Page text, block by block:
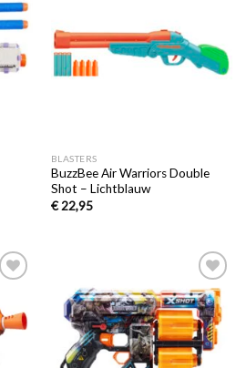
verlanglijst
BLASTERS
BuzzBee Air Warriors Double
Shot – Lichtblauw
€22,95
Toevoegen
aan
verlanglijst